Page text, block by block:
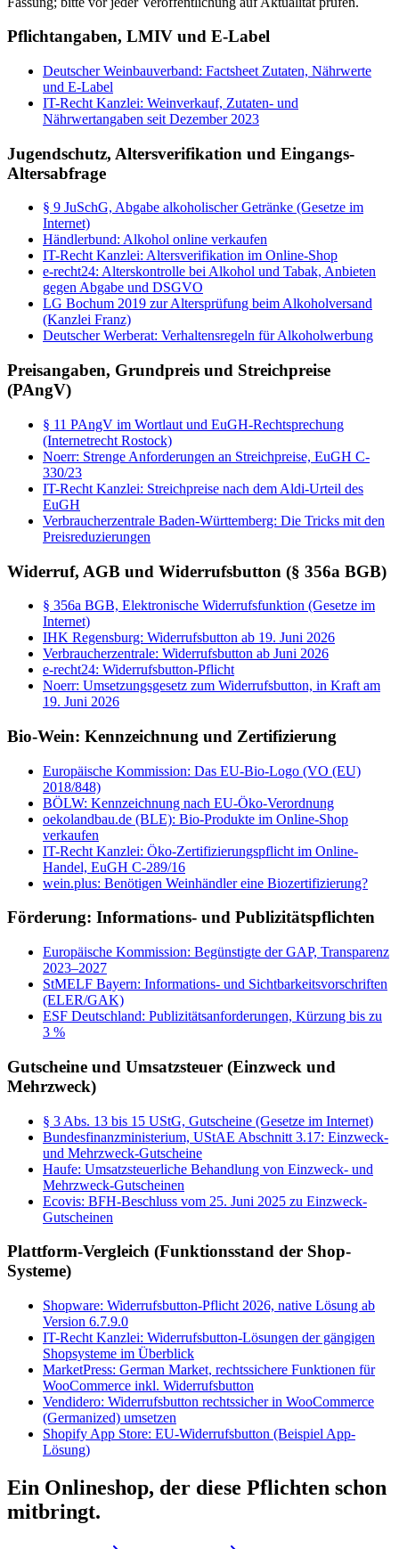
Pflichtangaben, LMIV und E-Label
Deutscher Weinbauverband: Factsheet Zutaten, Nährwerte
und E-Label
IT-Recht Kanzlei: Weinverkauf, Zutaten- und
Nährwertangaben seit Dezember 2023
Jugendschutz, Altersverifikation und Eingangs-
Altersabfrage
§ 9 JuSchG, Abgabe alkoholischer Getränke (Gesetze im
Internet)
Händlerbund: Alkohol online verkaufen
IT-Recht Kanzlei: Altersverifikation im Online-Shop
e-recht24: Alterskontrolle bei Alkohol und Tabak, Anbieten
gegen Abgabe und DSGVO
LG Bochum 2019 zur Altersprüfung beim Alkoholversand
(Kanzlei Franz)
Deutscher Werberat: Verhaltensregeln für Alkoholwerbung
Preisangaben, Grundpreis und Streichpreise
(PAngV)
§ 11 PAngV im Wortlaut und EuGH-Rechtsprechung
(Internetrecht Rostock)
Noerr: Strenge Anforderungen an Streichpreise, EuGH C-
330/23
IT-Recht Kanzlei: Streichpreise nach dem Aldi-Urteil des
EuGH
Verbraucherzentrale Baden-Württemberg: Die Tricks mit den
Preisreduzierungen
Widerruf, AGB und Widerrufsbutton (§ 356a BGB)
§ 356a BGB, Elektronische Widerrufsfunktion (Gesetze im
Internet)
IHK Regensburg: Widerrufsbutton ab 19. Juni 2026
Verbraucherzentrale: Widerrufsbutton ab Juni 2026
e-recht24: Widerrufsbutton-Pflicht
Noerr: Umsetzungsgesetz zum Widerrufsbutton, in Kraft am
19. Juni 2026
Bio-Wein: Kennzeichnung und Zertifizierung
Europäische Kommission: Das EU-Bio-Logo (VO (EU)
2018/848)
BÖLW: Kennzeichnung nach EU-Öko-Verordnung
oekolandbau.de (BLE): Bio-Produkte im Online-Shop
verkaufen
IT-Recht Kanzlei: Öko-Zertifizierungspflicht im Online-
Handel, EuGH C-289/16
wein.plus: Benötigen Weinhändler eine Biozertifizierung?
Förderung: Informations- und Publizitätspflichten
Europäische Kommission: Begünstigte der GAP, Transparenz
2023–2027
StMELF Bayern: Informations- und Sichtbarkeitsvorschriften
(ELER/GAK)
ESF Deutschland: Publizitätsanforderungen, Kürzung bis zu
3 %
Gutscheine und Umsatzsteuer (Einzweck und
Mehrzweck)
§ 3 Abs. 13 bis 15 UStG, Gutscheine (Gesetze im Internet)
Bundesfinanzministerium, UStAE Abschnitt 3.17: Einzweck-
und Mehrzweck-Gutscheine
Haufe: Umsatzsteuerliche Behandlung von Einzweck- und
Mehrzweck-Gutscheinen
Ecovis: BFH-Beschluss vom 25. Juni 2025 zu Einzweck-
Gutscheinen
Plattform-Vergleich (Funktionsstand der Shop-
Systeme)
Shopware: Widerrufsbutton-Pflicht 2026, native Lösung ab
Version 6.7.9.0
IT-Recht Kanzlei: Widerrufsbutton-Lösungen der gängigen
Shopsysteme im Überblick
MarketPress: German Market, rechtssichere Funktionen für
WooCommerce inkl. Widerrufsbutton
Vendidero: Widerrufsbutton rechtssicher in WooCommerce
(Germanized) umsetzen
Shopify App Store: EU-Widerrufsbutton (Beispiel App-
Lösung)
Ein Onlineshop, der diese Pflichten schon
mitbringt.